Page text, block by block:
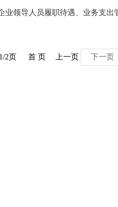
业领导人员履职待遇、业务支出
1/2页 首 页 上一页 下一页